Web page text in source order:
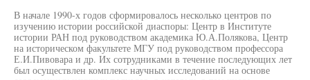
В начале 1990-х годов сформировалось несколько центров по
изучению истории российской диаспоры: Центр в Институте
истории РАН под руководством академика Ю.А.Полякова, Центр
на историческом факультете МГУ под руководством профессора
Е.И.Пивовара и др. Их сотрудниками в течение последующих лет
был осуществлен комплекс научных исследований на основе